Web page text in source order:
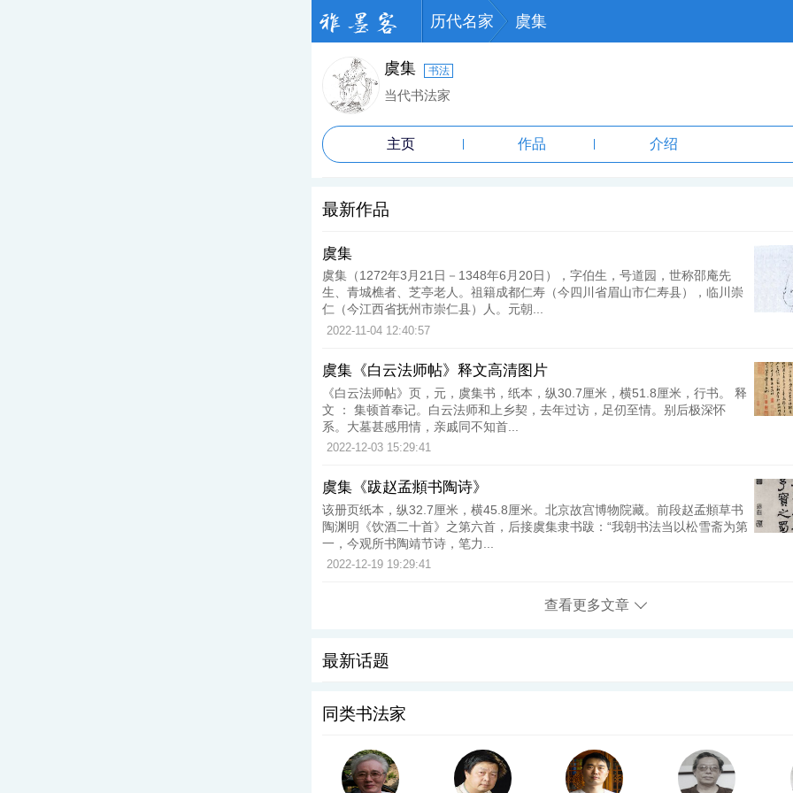
历代名家 虞集
虞集 书法
当代书法家
主页 作品 介绍
最新作品
虞集
虞集（1272年3月21日－1348年6月20日），字伯生，号道园，世称邵庵先
生、青城樵者、芝亭老人。祖籍成都仁寿（今四川省眉山市仁寿县），临川崇
仁（今江西省抚州市崇仁县）人。元朝...
2022-11-04 12:40:57
虞集《白云法师帖》释文高清图片
《白云法师帖》页，元，虞集书，纸本，纵30.7厘米，横51.8厘米，行书。 释
文 ： 集顿首奉记。白云法师和上乡契，去年过访，足仞至情。别后极深怀
系。大墓甚感用情，亲戚同不知首...
2022-12-03 15:29:41
虞集《跋赵孟頫书陶诗》
该册页纸本，纵32.7厘米，横45.8厘米。北京故宫博物院藏。前段赵孟頫草书
陶渊明《饮酒二十首》之第六首，后接虞集隶书跋：“我朝书法当以松雪斋为第
一，今观所书陶靖节诗，笔力...
2022-12-19 19:29:41
查看更多文章
最新话题
同类书法家